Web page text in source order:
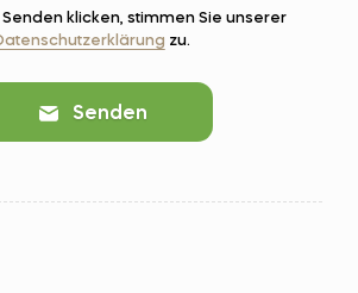
Senden klicken, stimmen Sie unserer
zu.
Senden